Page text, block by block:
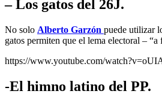
– Los gatos del 26J.
No solo Alberto Garzón puede utilizar
gatos permiten que el lema electoral –
https://www.youtube.com/
-El himno latino del PP.